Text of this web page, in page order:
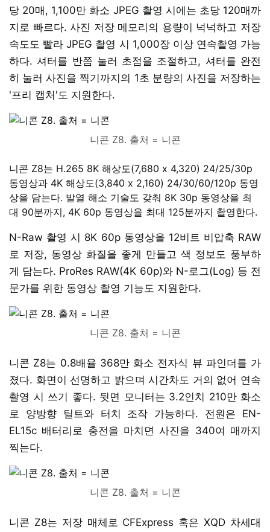
당 20매, 1,100만 화소 JPEG 촬영 시에는 초당 120매까
지로 빠르다. 사진 저장 메모리의 용량이 넉넉하고 저장
속도도 빨라 JPEG 촬영 시 1,000장 이상 연속촬영 가능
하다. 셔터를 반쯤 눌러 초점을 조절하고, 셔터를 완전
히 눌러 사진을 찍기까지의 1초 분량의 사진을 저장하는
'프리 캡처'도 지원한다.
니콘 Z8. 출처 = 니콘
니콘 Z8는 H.265 8K 해상도(7,680 x 4,320) 24/25/30p
동영상과 4K 해상도(3,840 x 2,160) 24/30/60/120p 동영
상을 담는다. 발열 해소 기술도 갖춰 8K 30p 동영상을 최
대 90분까지, 4K 60p 동영상을 최대 125분까지 촬영한다.
N-Raw 촬영 시 8K 60p 동영상을 12비트 비압축 RAW
로 저장, 동영상 화질을 좋게 만들고 색 정보도 풍부하
게 담는다. ProRes RAW(4K 60p)와 N-로그(Log) 등 전
문가를 위한 동영상 촬영 기능도 지원한다.
니콘 Z8. 출처 = 니콘
니콘 Z8는 0.8배율 368만 화소 전자식 뷰 파인더를 가
졌다. 화면이 선명하고 밝으며 시간차도 거의 없어 연속
촬영 시 쓰기 좋다. 뒷면 모니터는 3.2인치 210만 화소
로 양방향 틸트와 터치 조작 가능하다. 전원은 EN-
EL15c 배터리로 충전을 마치면 사진을 340여 매까지
찍는다.
니콘 Z8. 출처 = 니콘
니콘 Z8는 저장 매체로 CFExpress 혹은 XQD 차세대